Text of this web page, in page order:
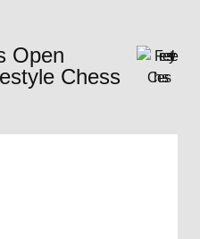
Open
Chess